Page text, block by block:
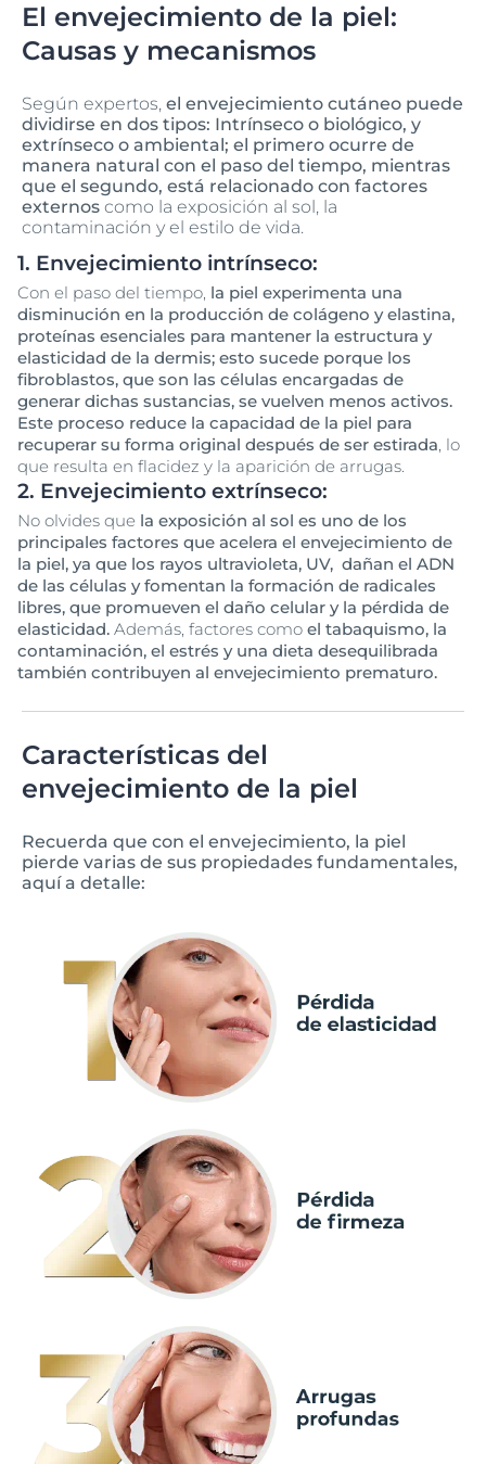
El envejecimiento de la piel:
Causas y mecanismos
Según expertos, el envejecimiento cutáneo puede
dividirse en dos tipos: Intrínseco o biológico, y
extrínseco o ambiental; el primero ocurre de
manera natural con el paso del tiempo, mientras
que el segundo, está relacionado con factores
externos como la exposición al sol, la
contaminación y el estilo de vida.
1. Envejecimiento intrínseco:
Con el paso del tiempo, la piel experimenta una
disminución en la producción de colágeno yelastina,
proteínas esenciales para mantener la estructura y
elasticidad de la dermis; esto sucede porque los
fibroblastos, que son las células encargadas de
generar dichas sustancias, se vuelven menos activos.
Este proceso reduce la capacidad de la piel para
recuperar su forma original después de ser estirada, lo
que resulta en flacidez y la aparición de arrugas.
2. Envejecimiento extrínseco:
No olvides que la exposición al sol es uno de los
principales factores que acelera el envejecimiento de
la piel, ya que los rayos ultravioleta, UV, dañan el ADN
de las células y fomentan la formación de radicales
libres, que promueven el daño celular y la pérdida de
elasticidad. Además, factores como el tabaquismo, la
contaminación, el estrés y una dieta desequilibrada
también contribuyen al envejecimiento prematuro.
Características del
envejecimiento de la piel
Recuerda que con el envejecimiento, la piel
pierde varias de sus propiedades fundamentales,
aquí a detalle: